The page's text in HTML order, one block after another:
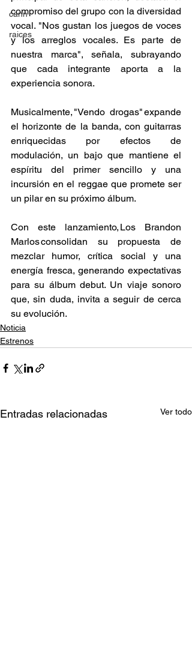
cann
raices
compromiso del grupo con la diversidad
vocal. "Nos gustan los juegos de voces
y los arreglos vocales. Es parte de
nuestra marca", señala, subrayando
que cada integrante aporta a la
experiencia sonora.
Musicalmente, "Vendo drogas" expande
el horizonte de la banda, con guitarras
enriquecidas por efectos de
modulación, un bajo que mantiene el
espíritu del primer sencillo y una
incursión en el reggae que promete ser
un pilar en su próximo álbum.
Con este lanzamiento, Los Brandon
Marlos consolidan su propuesta de
mezclar humor, crítica social y una
energía fresca, generando expectativas
para su álbum debut. Un viaje sonoro
que, sin duda, invita a seguir de cerca
su evolución.
Noticia
Estrenos
Entradas relacionadas Ver todo